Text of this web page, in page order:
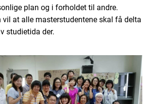
plan og i forholdet til andre.
vil at alle masterstudentene skal få delta
studietida der.